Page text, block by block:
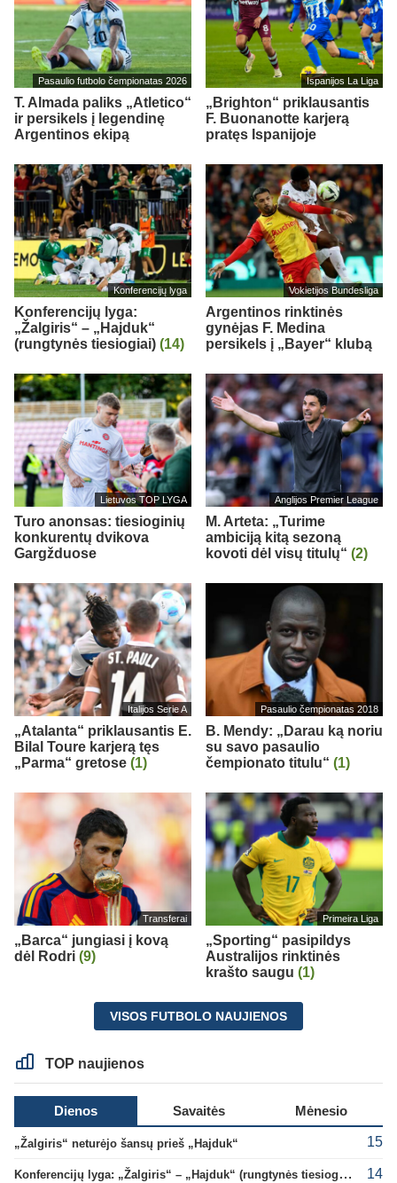
Pasaulio futbolo čempionatas 2026
T. Almada paliks „Atletico“
ir persikels į legendinę
Argentinos ekipą
Ispanijos La Liga
„Brighton“ priklausantis
F. Buonanotte karjerą
pratęs Ispanijoje
Konferencijų lyga
Konferencijų lyga:
„Žalgiris“ – „Hajduk“
(rungtynės tiesiogiai) (14)
Vokietijos Bundesliga
Argentinos rinktinės
gynėjas F. Medina
persikels į „Bayer“ klubą
Lietuvos TOP LYGA
Turo anonsas: tiesioginių
konkurentų dvikova
Gargžduose
Anglijos Premier League
M. Arteta: „Turime
ambiciją kitą sezoną
kovoti dėl visų titulų“ (2)
Italijos Serie A
„Atalanta“ priklausantis E.
Bilal Toure karjerą tęs
„Parma“ gretose (1)
Pasaulio čempionatas 2018
B. Mendy: „Darau ką noriu
su savo pasaulio
čempionato titulu“ (1)
Transferai
„Barca“ jungiasi į kovą
dėl Rodri (9)
Primeira Liga
„Sporting“ pasipildys
Australijos rinktinės
krašto saugu (1)
VISOS FUTBOLO NAUJIENOS
TOP naujienos
Dienos Savaitės Mėnesio
„Žalgiris“ neturėjo šansų prieš „Hajduk“ 15
Konferencijų lyga: „Žalgiris“ – „Hajduk“ (rungtynės tiesiogiai) 14